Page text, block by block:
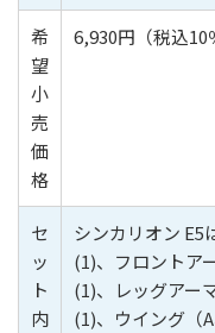
希
望
小
売
価
格
6,930円（税込10
セ
ッ
ト
内
シンカリオン E5
(1)、フロントア
(1)、レッグアー
(1)、ウイング（